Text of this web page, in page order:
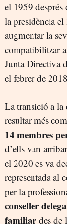
el 1959 després
la presidència
augmentar la
compatibilitzar
Junta Directiva
el febrer de
La transició a la
resultar més
14 membres
d’ells van
el 2020 es va
representada al
per la
conseller
familiardes de